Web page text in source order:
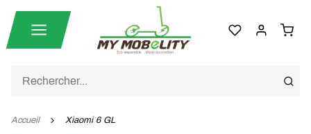
Accueil Xiaomi 6 GL